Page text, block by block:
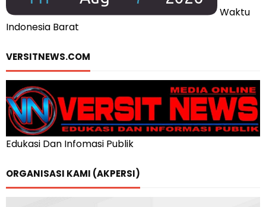
Waktu
Indonesia Barat
VERSITNEWS.COM
Edukasi Dan Infomasi Publik
ORGANISASI KAMI (AKPERSI)